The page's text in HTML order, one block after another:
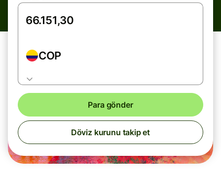
COP
Para gönder
Döviz kurunu takip et